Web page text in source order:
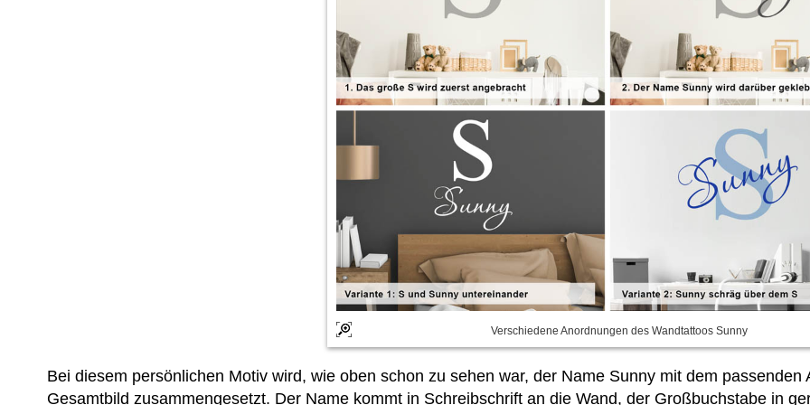
Verschiedene Anordnungen des Wandtattoos Sunny
Bei diesem persönlichen Motiv wird, wie oben schon zu sehen war, der Name Sunny mit dem
Gesamtbild zusammengesetzt. Der Name kommt in Schreibschrift an die Wand, der Großbuchstabe in